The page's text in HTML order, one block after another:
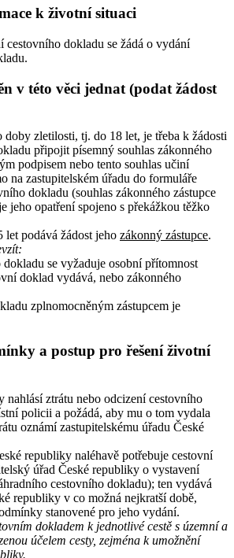
k životní situaci
cestovního dokladu se žádá o vydání
v této věci jednat (podat žádost
doby zletilosti, tj. do 18 let, je třeba k žádosti
připojit písemný souhlas zákonného
podpisem nebo tento souhlas učiní
na zastupitelském úřadu do formuláře
dokladu (souhlas zákonného zástupce
jeho opatření spojeno s překážkou těžko
let podává žádost jeho zákonný zástupce.
:
se vyžaduje osobní přítomnost
doklad vydává, nebo zákonného
zplnomocněným zástupcem je
a postup pro řešení životní
nahlásí ztrátu nebo odcizení cestovního
policii a požádá, aby mu o tom vydala
oznámí zastupitelskému úřadu České
republiky naléhavě potřebuje cestovní
úřad České republiky o vystavení
cestovního dokladu); ten vydává
republiky v co možná nejkratší době,
stanovené pro jeho vydání.
dokladem k jednotlivé cestě s územní a
účelem cesty, zejména k umožnění